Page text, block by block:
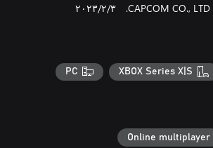
CAPCOM CO., LTD. ٣‏/٢‏/٢٠٢٣
XBOX Series X|S
PC
Online multiplayer